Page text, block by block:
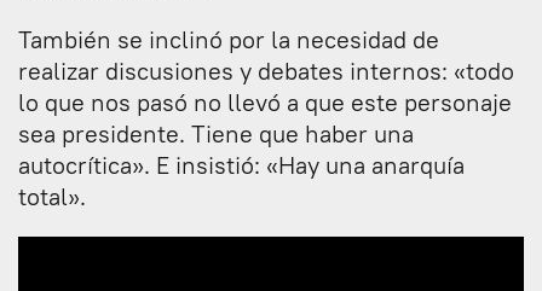
También se inclinó por la necesidad de
realizar discusiones y debates internos: «todo
lo que nos pasó no llevó a que este personaje
sea presidente. Tiene que haber una
autocrítica». E insistió: «Hay una anarquía
total».